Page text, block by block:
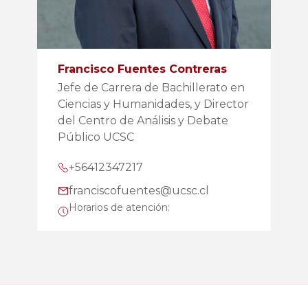
Francisco Fuentes Contreras
Jefe de Carrera de Bachillerato en
Ciencias y Humanidades, y Director
del Centro de Análisis y Debate
Público UCSC
+56412347217
franciscofuentes@ucsc.cl
Horarios de atención: